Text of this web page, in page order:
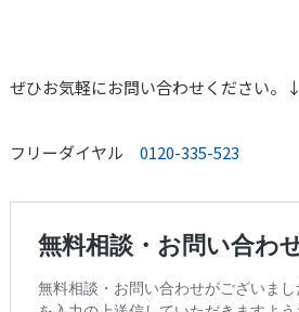
ぜひお気軽にお問い合わせください。↓
フリーダイヤル 0120-335-523